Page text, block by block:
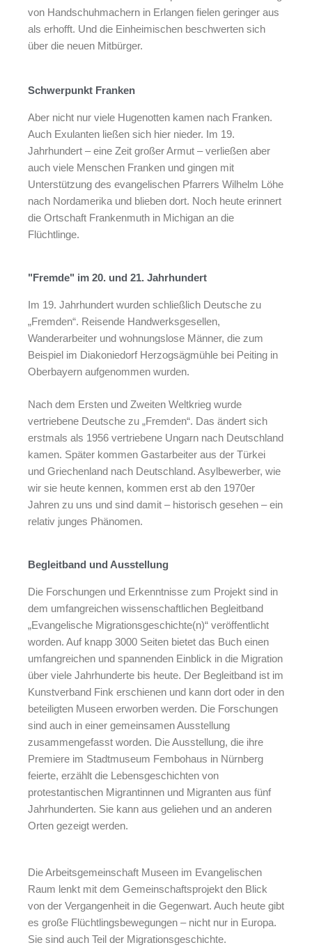
von Handschuhmachern in Erlangen fielen geringer aus
als erhofft. Und die Einheimischen beschwerten sich
über die neuen Mitbürger.
Schwerpunkt Franken
Aber nicht nur viele Hugenotten kamen nach Franken.
Auch Exulanten ließen sich hier nieder. Im 19.
Jahrhundert – eine Zeit großer Armut – verließen aber
auch viele Menschen Franken und gingen mit
Unterstützung des evangelischen Pfarrers Wilhelm Löhe
nach Nordamerika und blieben dort. Noch heute erinnert
die Ortschaft Frankenmuth in Michigan an die
Flüchtlinge.
"Fremde" im 20. und 21. Jahrhundert
Im 19. Jahrhundert wurden schließlich Deutsche zu
„Fremden“. Reisende Handwerksgesellen,
Wanderarbeiter und wohnungslose Männer, die zum
Beispiel im Diakoniedorf Herzogsägmühle bei Peiting in
Oberbayern aufgenommen wurden.
Nach dem Ersten und Zweiten Weltkrieg wurde
vertriebene Deutsche zu „Fremden“. Das ändert sich
erstmals als 1956 vertriebene Ungarn nach Deutschland
kamen. Später kommen Gastarbeiter aus der Türkei
und Griechenland nach Deutschland. Asylbewerber, wie
wir sie heute kennen, kommen erst ab den 1970er
Jahren zu uns und sind damit – historisch gesehen – ein
relativ junges Phänomen.
Begleitband und Ausstellung
Die Forschungen und Erkenntnisse zum Projekt sind in
dem umfangreichen wissenschaftlichen Begleitband
„Evangelische Migrationsgeschichte(n)“ veröffentlicht
worden. Auf knapp 3000 Seiten bietet das Buch einen
umfangreichen und spannenden Einblick in die Migration
über viele Jahrhunderte bis heute. Der Begleitband ist im
Kunstverband Fink erschienen und kann dort oder in den
beteiligten Museen erworben werden. Die Forschungen
sind auch in einer gemeinsamen Ausstellung
zusammengefasst worden. Die Ausstellung, die ihre
Premiere im Stadtmuseum Fembohaus in Nürnberg
feierte, erzählt die Lebensgeschichten von
protestantischen Migrantinnen und Migranten aus fünf
Jahrhunderten. Sie kann aus geliehen und an anderen
Orten gezeigt werden.
Die Arbeitsgemeinschaft Museen im Evangelischen
Raum lenkt mit dem Gemeinschaftsprojekt den Blick
von der Vergangenheit in die Gegenwart. Auch heute gibt
es große Flüchtlingsbewegungen – nicht nur in Europa.
Sie sind auch Teil der Migrationsgeschichte.